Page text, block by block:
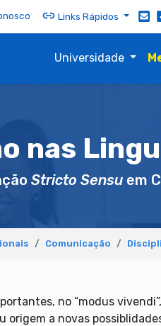
Links Rápidos
Universidade
nas
Stricto Sensu em
Comunicação
no “modus
a novas